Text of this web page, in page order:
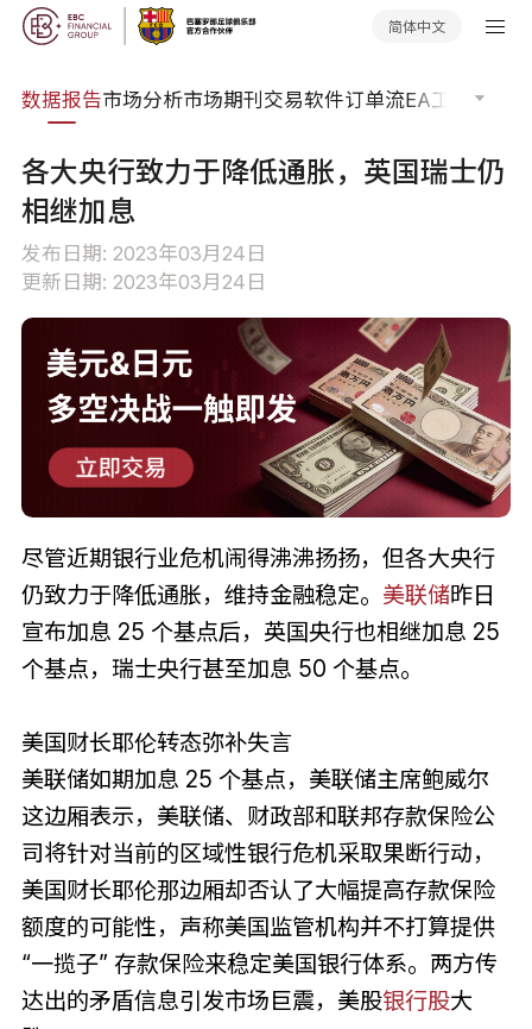
简体中文
数据报告市场分析市场期刊交易软件订单流EA工具库
各大央行致力于降低通胀，英国瑞士仍
相继加息
发布日期: 2023年03月24日
更新日期: 2023年03月24日
尽管近期银行业危机闹得沸沸扬扬，但各大央行
仍致力于降低通胀，维持金融稳定。 美联储昨日
宣布加息 25 个基点后，英国央行也相继加息 25
个基点，瑞士央行甚至加息 50 个基点。
美国财长耶伦转态弥补失言
美联储如期加息 25 个基点，美联储主席鲍威尔
这边厢表示，美联储、财政部和联邦存款保险公
司将针对当前的区域性银行危机采取果断行动，
美国财长耶伦那边厢却否认了大幅提高存款保险
额度的可能性，声称美国监管机构并不打算提供
“一揽子” 存款保险来稳定美国银行体系。两方传
达出的矛盾信息引发市场巨震，美股银行股大